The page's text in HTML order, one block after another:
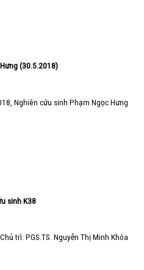
(30.5.2018)
Nghiên cứu sinh Phạm Ngọc Hưng
sinh K38
trì: PGS.TS. Nguyễn Thị Minh Khóa